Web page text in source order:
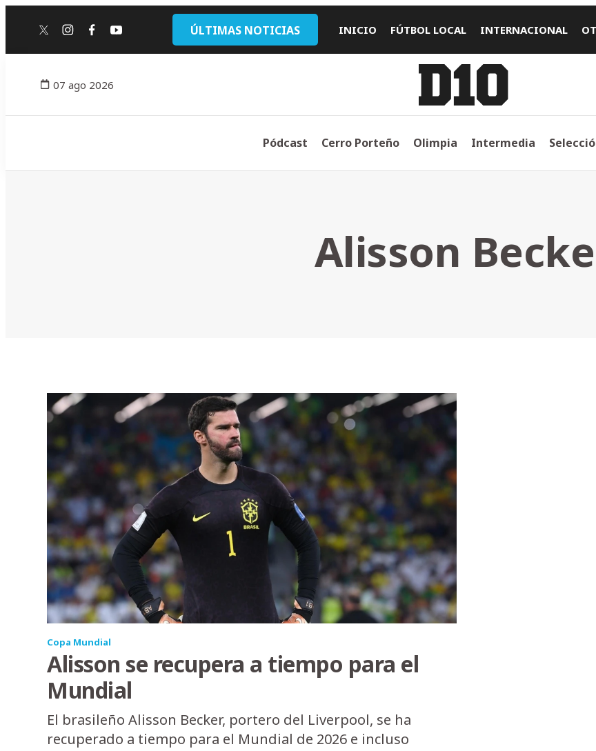
twitterinstagram
facebook
youtube ÚLTIMAS NOTICIAS INICIO FÚTBOL LOCAL INTERNACIONAL
07 ago 2026
Pódcast Cerro Porteño Olimpia Intermedia
Alisson
Copa Mundial
Alisson se recupera a tiempo para el
Mundial
El brasileño Alisson Becker, portero del Liverpool, se ha
recuperado a tiempo para el Mundial de 2026 e incluso